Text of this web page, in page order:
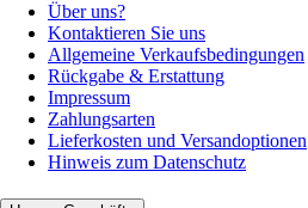
Über uns?
Kontaktieren Sie uns
Allgemeine Verkaufsbedingungen
Rückgabe & Erstattung
Impressum
Zahlungsarten
Lieferkosten und Versandoptionen
Hinweis zum Datenschutz